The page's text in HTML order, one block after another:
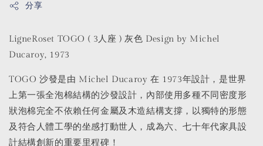
分享
LigneRoset TOGO ( 3人座 ) 灰色 Design by Michel
Ducaroy, 1973
TOGO 沙發是由 Michel Ducaroy 在 1973年設計，是世界
上第一張全泡棉結構的沙發設計，內部使用多種不同密度形
狀泡棉完全不依賴任何金屬及木造結構支撐，以獨特的形態
及符合人體工學的坐感打動世人，成為六、七十年代家具設
計結構創新的重要里程碑！